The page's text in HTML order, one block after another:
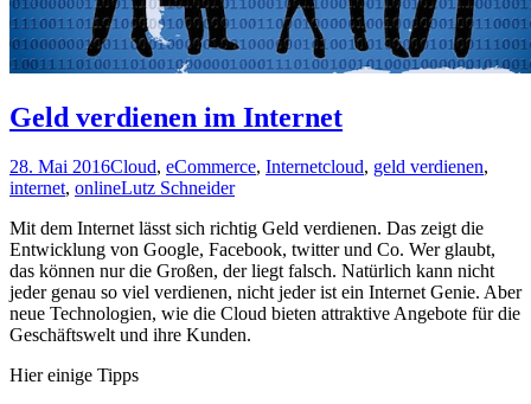
Geld verdienen im Internet
28. Mai 2016Cloud, eCommerce, Internetcloud, geld verdienen,
internet, onlineLutz Schneider
Mit dem Internet lässt sich richtig Geld verdienen. Das zeigt die
Entwicklung von Google, Facebook, twitter und Co. Wer glaubt,
das können nur die Großen, der liegt falsch. Natürlich kann nicht
jeder genau so viel verdienen, nicht jeder ist ein Internet Genie. Aber
neue Technologien, wie die Cloud bieten attraktive Angebote für die
Geschäftswelt und ihre Kunden.
Hier einige Tipps